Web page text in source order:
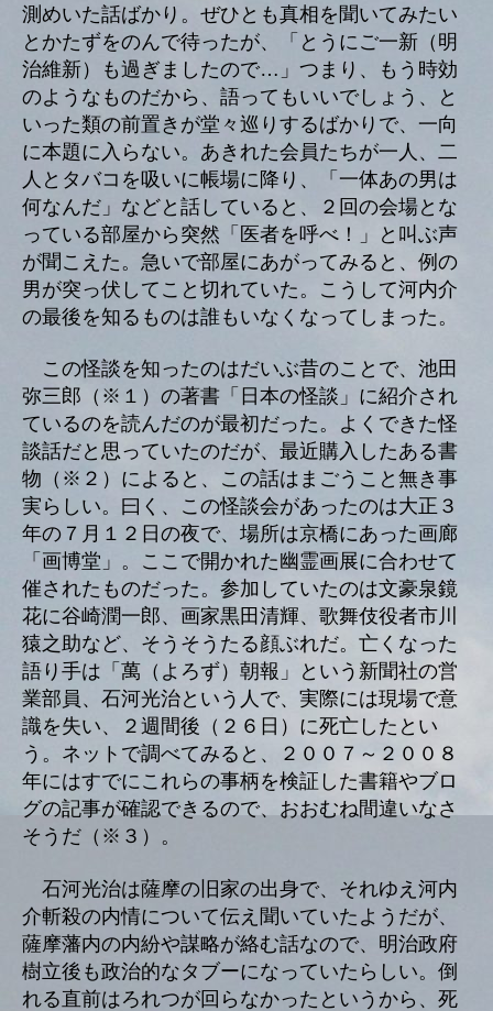
測めいた話ばかり。ぜひとも真相を聞いてみたい
とかたずをのんで待ったが、「とうにご一新（明
治維新）も過ぎましたので…」つまり、もう時効
のようなものだから、語ってもいいでしょう、と
いった類の前置きが堂々巡りするばかりで、一向
に本題に入らない。あきれた会員たちが一人、二
人とタバコを吸いに帳場に降り、「一体あの男は
何なんだ」などと話していると、２回の会場とな
っている部屋から突然「医者を呼べ！」と叫ぶ声
が聞こえた。急いで部屋にあがってみると、例の
男が突っ伏してこと切れていた。こうして河内介
の最後を知るものは誰もいなくなってしまった。
この怪談を知ったのはだいぶ昔のことで、池田
弥三郎（※１）の著書「日本の怪談」に紹介され
ているのを読んだのが最初だった。よくできた怪
談話だと思っていたのだが、最近購入したある書
物（※２）によると、この話はまごうこと無き事
実らしい。曰く、この怪談会があったのは大正３
年の７月１２日の夜で、場所は京橋にあった画廊
「画博堂」。ここで開かれた幽霊画展に合わせて
催されたものだった。参加していたのは文豪泉鏡
花に谷崎潤一郎、画家黒田清輝、歌舞伎役者市川
猿之助など、そうそうたる顔ぶれだ。亡くなった
語り手は「萬（よろず）朝報」という新聞社の営
業部員、石河光治という人で、実際には現場で意
識を失い、２週間後（２６日）に死亡したとい
う。ネットで調べてみると、２００７～２００８
年にはすでにこれらの事柄を検証した書籍やブロ
グの記事が確認できるので、おおむね間違いなさ
そうだ（※３）。
石河光治は薩摩の旧家の出身で、それゆえ河内
介斬殺の内情について伝え聞いていたようだが、
薩摩藩内の内紛や謀略が絡む話なので、明治政府
樹立後も政治的なタブーになっていたらしい。倒
れる直前はろれつが回らなかったというから、死